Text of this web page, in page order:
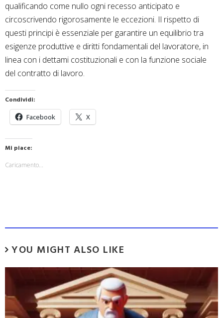
qualificando come nullo ogni recesso anticipato e
circoscrivendo rigorosamente le eccezioni. Il rispetto di
questi principi è essenziale per garantire un equilibrio tra
esigenze produttive e diritti fondamentali del lavoratore, in
linea con i dettami costituzionali e con la funzione sociale
del contratto di lavoro.
Condividi:
Facebook X
Mi piace:
Caricamento...
YOU MIGHT ALSO LIKE